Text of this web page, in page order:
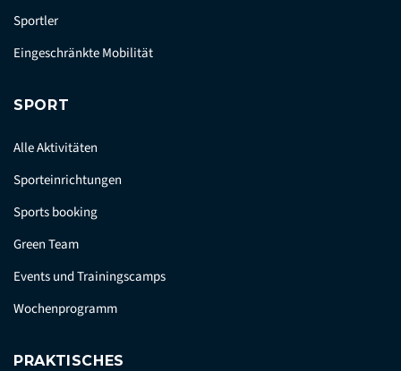
Sportler
Eingeschränkte Mobilität
SPORT
Alle Aktivitäten
Sporteinrichtungen
Sports booking
Green Team
Events und Trainingscamps
Wochenprogramm
PRAKTISCHES